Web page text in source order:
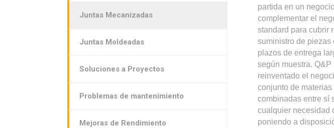
Juntas Mecanizadas
Juntas Moldeadas
Soluciones a Proyectos
Problemas de mantenimiento
Mejoras de Rendimiento
partida en un
complementar el
standard para cubrir
suministro de piezas
plazos de entrega
según muestra.
reinventado el
conjunto de materias
combinadas entre sí
cualquier necesidad
poniendo a